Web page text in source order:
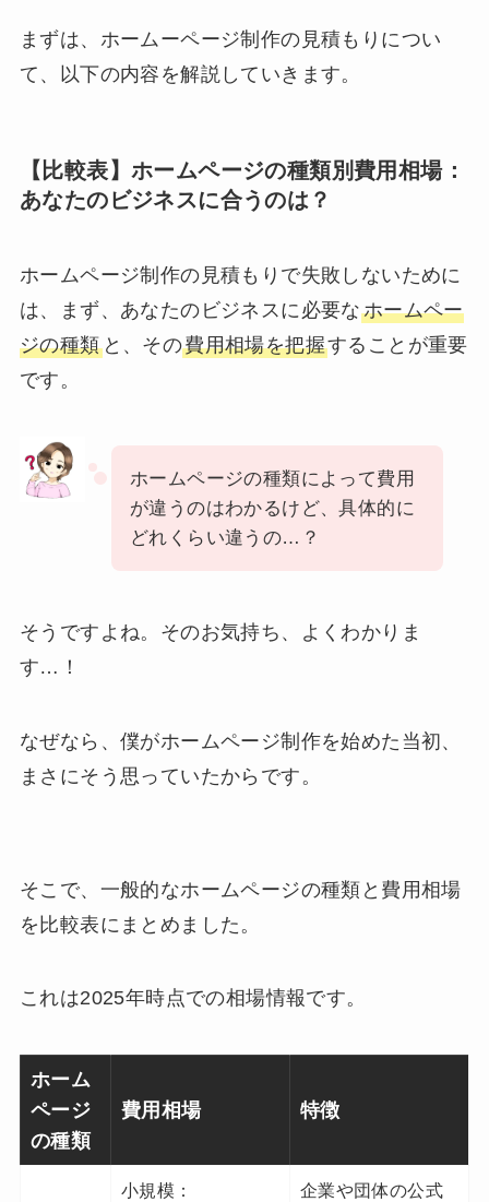
まずは、ホームーページ制作の見積もりについ
て、以下の内容を解説していきます。
【比較表】ホームページの種類別費用相場：
あなたのビジネスに合うのは？
ホームページ制作の見積もりで失敗しないために
は、まず、あなたのビジネスに必要なホームペー
ジの種類と、その費用相場を把握することが重要
です。
ホームページの種類によって費用
が違うのはわかるけど、具体的に
どれくらい違うの…？
そうですよね。そのお気持ち、よくわかりま
す…！
なぜなら、僕がホームページ制作を始めた当初、
まさにそう思っていたからです。
そこで、一般的なホームページの種類と費用相場
を比較表にまとめました。
これは2025年時点での相場情報です。
ホーム
ページ
の種類
費用相場 特徴
小規模：
企業や団体の公式